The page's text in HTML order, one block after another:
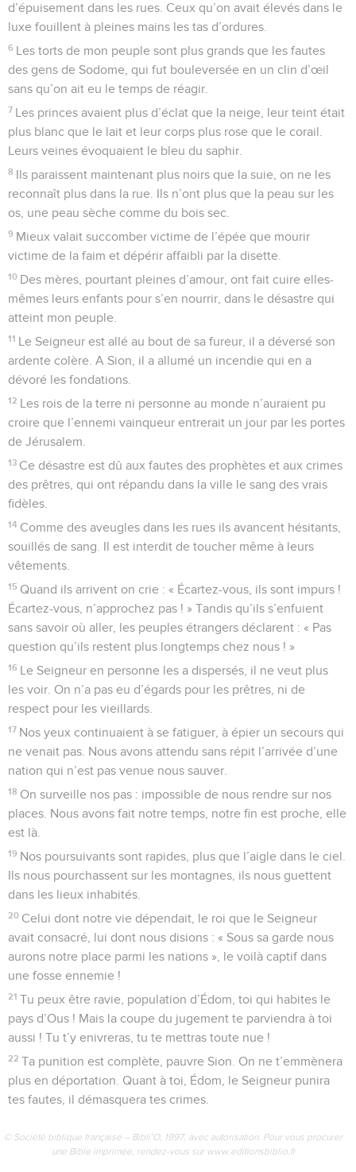
d’épuisement dans les rues. Ceux qu’on avait élevés dans le
luxe fouillent à pleines mains les tas d’ordures.
6 Les torts de mon peuple sont plus grands que les fautes
des gens de Sodome, qui fut bouleversée en un clin d’œil
sans qu’on ait eu le temps de réagir.
7 Les princes avaient plus d’éclat que la neige, leur teint était
plus blanc que le lait et leur corps plus rose que le corail.
Leurs veines évoquaient le bleu du saphir.
8 Ils paraissent maintenant plus noirs que la suie, on ne les
reconnaît plus dans la rue. Ils n’ont plus que la peau sur les
os, une peau sèche comme du bois sec.
9 Mieux valait succomber victime de l’épée que mourir
victime de la faim et dépérir affaibli par la disette.
10 Des mères, pourtant pleines d’amour, ont fait cuire elles-
mêmes leurs enfants pour s’en nourrir, dans le désastre qui
atteint mon peuple.
11 Le Seigneur est allé au bout de sa fureur, il a déversé son
ardente colère. A Sion, il a allumé un incendie qui en a
dévoré les fondations.
12 Les rois de la terre ni personne au monde n’auraient pu
croire que l’ennemi vainqueur entrerait un jour par les portes
de Jérusalem.
13 Ce désastre est dû aux fautes des prophètes et aux crimes
des prêtres, qui ont répandu dans la ville le sang des vrais
fidèles.
14 Comme des aveugles dans les rues ils avancent hésitants,
souillés de sang. Il est interdit de toucher même à leurs
vêtements.
15 Quand ils arrivent on crie : « Écartez-vous, ils sont impurs !
Écartez-vous, n’approchez pas ! » Tandis qu’ils s’enfuient
sans savoir où aller, les peuples étrangers déclarent : « Pas
question qu’ils restent plus longtemps chez nous ! »
16 Le Seigneur en personne les a dispersés, il ne veut plus
les voir. On n’a pas eu d’égards pour les prêtres, ni de
respect pour les vieillards.
17 Nos yeux continuaient à se fatiguer, à épier un secours qui
ne venait pas. Nous avons attendu sans répit l’arrivée d’une
nation qui n’est pas venue nous sauver.
18 On surveille nos pas : impossible de nous rendre sur nos
places. Nous avons fait notre temps, notre fin est proche, elle
est là.
19 Nos poursuivants sont rapides, plus que l’aigle dans le ciel.
Ils nous pourchassent sur les montagnes, ils nous guettent
dans les lieux inhabités.
20 Celui dont notre vie dépendait, le roi que le Seigneur
avait consacré, lui dont nous disions : « Sous sa garde nous
aurons notre place parmi les nations », le voilà captif dans
une fosse ennemie !
21 Tu peux être ravie, population d’Édom, toi qui habites le
pays d’Ous ! Mais la coupe du jugement te parviendra à toi
aussi ! Tu t’y enivreras, tu te mettras toute nue !
22 Ta punition est complète, pauvre Sion. On ne t’emmènera
plus en déportation. Quant à toi, Édom, le Seigneur punira
tes fautes, il démasquera tes crimes.
© Société biblique française – Bibli’O, 1997, avec autorisation. Pour vous procurer
une Bible imprimée, rendez-vous sur www.editionsbiblio.fr